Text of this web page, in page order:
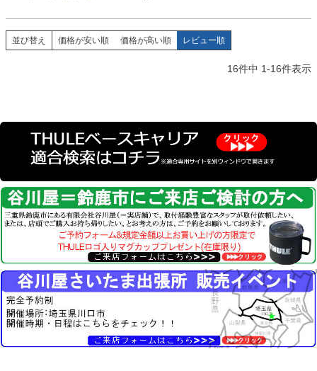
並び替え 価格が安い順 価格が高い順 レビュー順
16件中 1-16件表示